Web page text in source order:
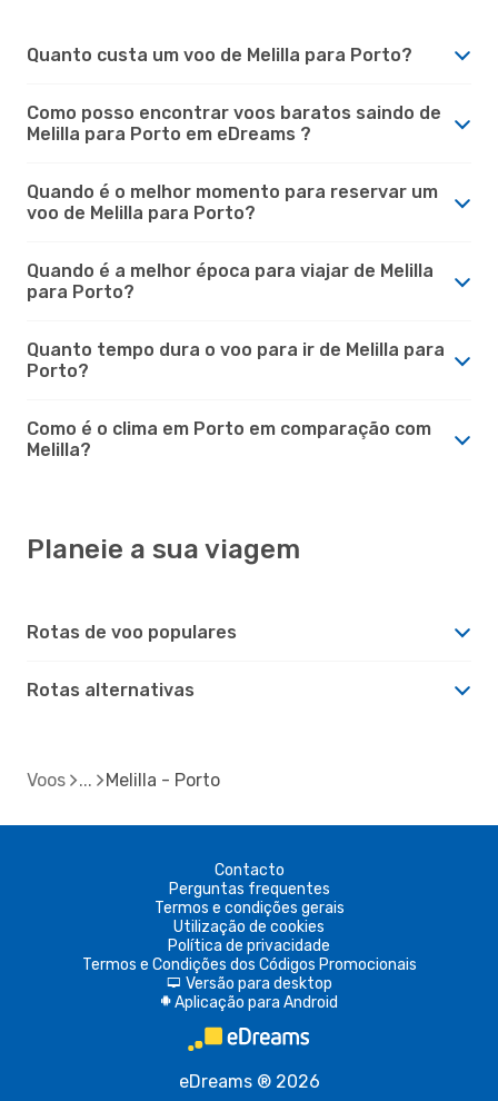
Quanto custa um voo de Melilla para Porto?
Como posso encontrar voos baratos saindo de
Melilla para Porto em eDreams ?
Quando é o melhor momento para reservar um
voo de Melilla para Porto?
Quando é a melhor época para viajar de Melilla
para Porto?
Quanto tempo dura o voo para ir de Melilla para
Porto?
Como é o clima em Porto em comparação com
Melilla?
Planeie a sua viagem
Rotas de voo populares
Rotas alternativas
Voos Melilla - Porto
Contacto
Perguntas frequentes
Termos e condições gerais
Utilização de cookies
Política de privacidade
Termos e Condições dos Códigos Promocionais
d Versão para desktop
A Aplicação para Android
eDreams ® 2026